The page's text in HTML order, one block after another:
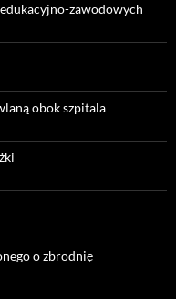
zawodowych
obok szpitala
o zbrodnię